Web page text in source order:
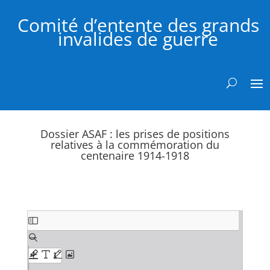
Comité d’entente des grands
invalides de guerre
Dossier ASAF : les prises de positions
relatives à la commémoration du
centenaire 1914-1918